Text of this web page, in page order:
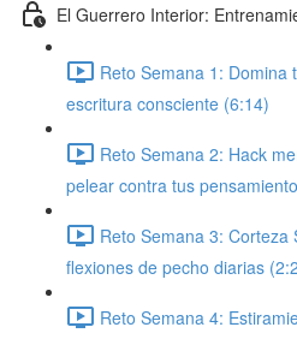
El Guerrero Interior:
Reto Semana 1:
escritura consciente (6:14)
Reto Semana 2: Hack
pelear contra tus
Reto Semana 3:
flexiones de pecho diarias
Reto Semana 4: